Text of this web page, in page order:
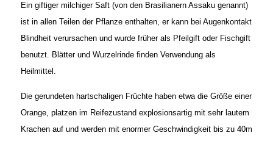
Ein giftiger milchiger Saft (von den Brasilianern Assaku genannt)
ist in allen Teilen der Pflanze enthalten, er kann bei Augenkontakt
Blindheit verursachen und wurde früher als Pfeilgift oder Fischgift
benutzt. Blätter und Wurzelrinde finden Verwendung als
Heilmittel.
Die gerundeten hartschaligen Früchte haben etwa die Größe einer
Orange, platzen im Reifezustand explosionsartig mit sehr lautem
Krachen auf und werden mit enormer Geschwindigkeit bis zu 40m